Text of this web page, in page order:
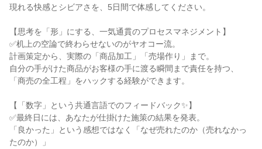
現れる快感とシビアさを、5日間で体感してください。
【思考を「形」にする、一気通貫のプロセスマネジメント】
✅机上の空論で終わらせないのがヤオコー流。
計画策定から、実際の「商品加工」「売場作り」まで。
自分の手がけた商品がお客様の手に渡る瞬間まで責任を持つ、
「商売の全工程」をハックする経験ができます。
【「数字」という共通言語でのフィードバック✨】
✅最終日には、あなたが仕掛けた施策の結果を発表。
「良かった」という感想ではなく「なぜ売れたのか（売れなかっ
たのか）」